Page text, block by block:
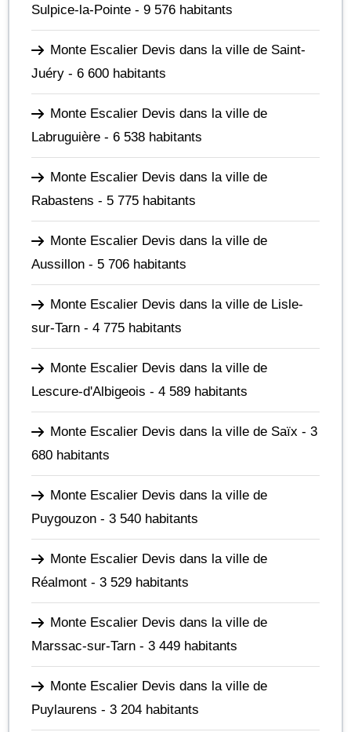
Sulpice-la-Pointe - 9 576 habitants
Monte Escalier Devis dans la ville de Saint-
Juéry - 6 600 habitants
Monte Escalier Devis dans la ville de
Labruguière - 6 538 habitants
Monte Escalier Devis dans la ville de
Rabastens - 5 775 habitants
Monte Escalier Devis dans la ville de
Aussillon - 5 706 habitants
Monte Escalier Devis dans la ville de Lisle-
sur-Tarn - 4 775 habitants
Monte Escalier Devis dans la ville de
Lescure-d'Albigeois - 4 589 habitants
Monte Escalier Devis dans la ville de Saïx - 3
680 habitants
Monte Escalier Devis dans la ville de
Puygouzon - 3 540 habitants
Monte Escalier Devis dans la ville de
Réalmont - 3 529 habitants
Monte Escalier Devis dans la ville de
Marssac-sur-Tarn - 3 449 habitants
Monte Escalier Devis dans la ville de
Puylaurens - 3 204 habitants